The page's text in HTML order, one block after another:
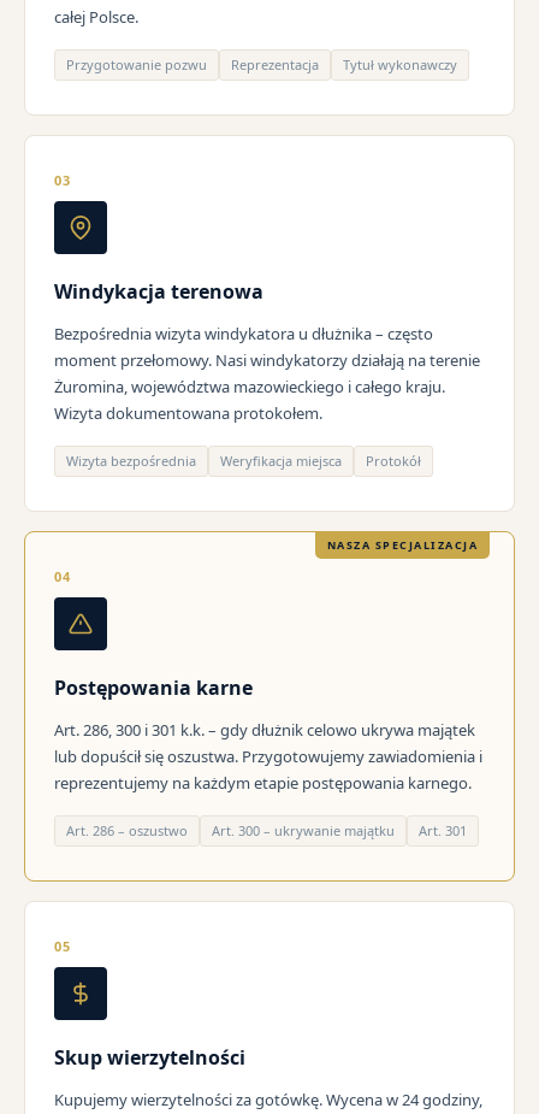
całej Polsce.
Przygotowanie pozwu Reprezentacja Tytuł wykonawczy
03
Windykacja terenowa
Bezpośrednia wizyta windykatora u dłużnika – często
moment przełomowy. Nasi windykatorzy działają na terenie
Żuromina, województwa mazowieckiego i całego kraju.
Wizyta dokumentowana protokołem.
Wizyta bezpośrednia Weryfikacja miejsca Protokół
NASZA SPECJALIZACJA
04
Postępowania karne
Art. 286, 300 i 301 k.k. – gdy dłużnik celowo ukrywa majątek
lub dopuścił się oszustwa. Przygotowujemy zawiadomienia i
reprezentujemy na każdym etapie postępowania karnego.
Art. 286 – oszustwo Art. 300 – ukrywanie majątku Art. 301
05
Skup wierzytelności
Kupujemy wierzytelności za gotówkę. Wycena w 24 godziny,